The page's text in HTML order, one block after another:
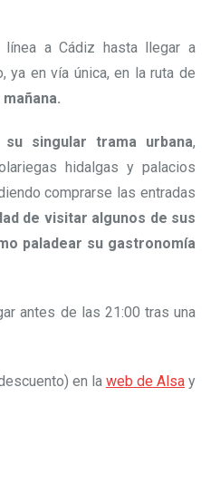
a Cádiz hasta llegar a
ya en vía única, en la ruta de
singular trama urbana,
hidalgas y palacios
comprarse las entradas
de visitar algunos de sus
paladear su gastronomía
antes de las 21:00 tras una
en la web de Alsay